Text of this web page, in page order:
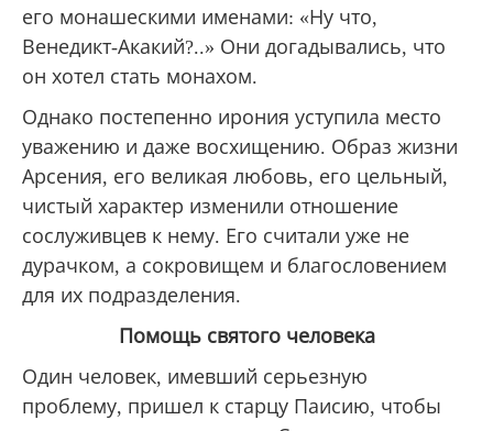
его монашескими именами: «Ну что,
Венедикт-Акакий?..» Они догадывались, что
он хотел стать монахом.
Однако постепенно ирония уступила место
уважению и даже восхищению. Образ жизни
Арсения, его великая любовь, его цельный,
чистый характер изменили отношение
сослуживцев к нему. Его считали уже не
дурачком, а сокровищем и благословением
для их подразделения.
Помощь святого человека
Один человек, имевший серьезную
проблему, пришел к старцу Паисию, чтобы